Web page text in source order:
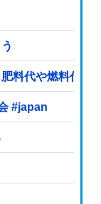
料代や燃料代は
#japan